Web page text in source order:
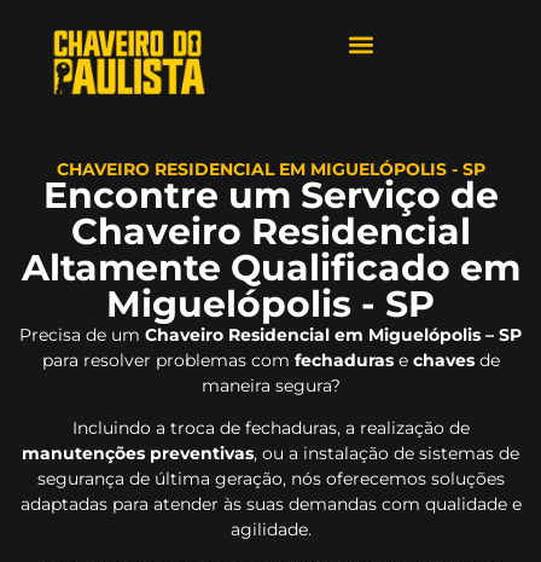
CHAVEIRO RESIDENCIAL EM MIGUELÓPOLIS - SP
Encontre um Serviço de
Chaveiro Residencial
Altamente Qualificado em
Miguelópolis - SP
Precisa de um Chaveiro Residencial em Miguelópolis – SP
para resolver problemas com fechadurase chavesde
maneira segura?
Incluindo a troca de fechaduras, a realização de
manutenções preventivas, ou a instalação de sistemas de
segurança de última geração, nós oferecemos soluções
adaptadas para atender às suas demandas com qualidade e
agilidade.